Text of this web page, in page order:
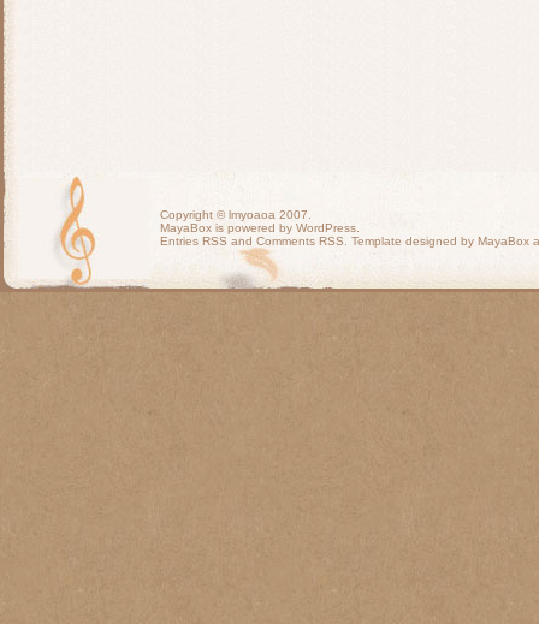
Copyright ©lmyoaoa 2007.
MayaBox is powered by WordPress.
Entries RSS and Comments RSS . Template designed by MayaBox